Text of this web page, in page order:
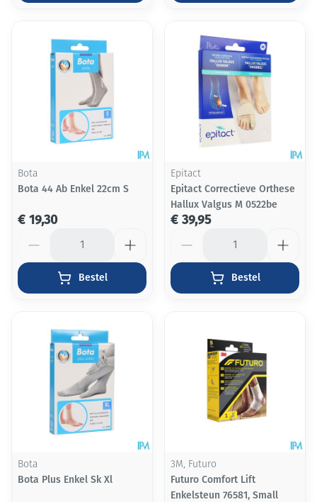
Bota
Bota 44 Ab Enkel 22cm S
€ 19,30
Bestel
Epitact
Epitact Correctieve Orthese
Hallux Valgus M 0522be
€ 39,95
Bestel
Bota
Bota Plus Enkel Sk Xl
3M, Futuro
Futuro Comfort Lift
Enkelsteun 76581, Small